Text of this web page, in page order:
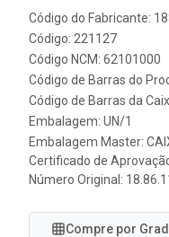
Código do Fabricante:
Código: 221127
Código NCM: 62101000
Código de Barras do
Código de Barras da
Embalagem: UN/1
Embalagem Master:
Certificado de
Número Original:
Compre por